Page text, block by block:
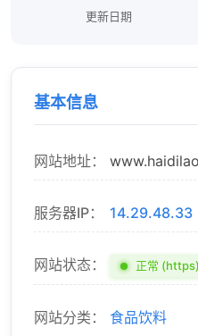
更新日期
基本信息
网站地址：
服务器IP： 14.29.48.33
网站状态： 正常 (https)
网站分类： 食品饮料